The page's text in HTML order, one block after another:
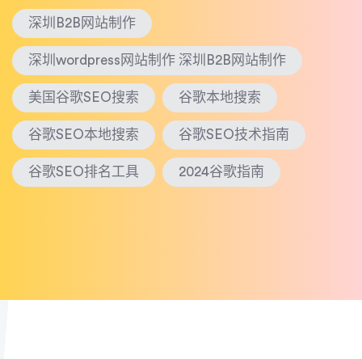
深圳B2B网站制作
深圳wordpress网站制作 深圳B2B网站制作
美国谷歌SEO搜索 谷歌本地搜索
谷歌SEO本地搜索 谷歌SEO技术指南
谷歌SEO排名工具 2024谷歌指南